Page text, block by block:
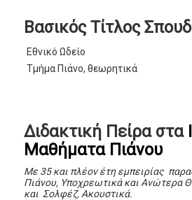
Βασικός Τίτλος
Εθνικό Ωδείο
Τμήμα Πιάνο, θεωρητικά
Διδακτική Πείρα στα
Μαθήματα Πιάνου
Mε 35 και πλέον έτη εμπειρίας
Πιάνου, Υποχρεωτικά και Ανώτερα
και Σολφέζ, Ακουστικά.